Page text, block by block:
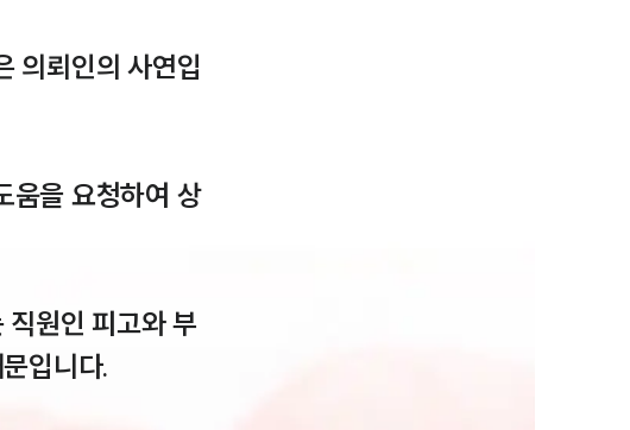
의뢰인의 사연입
움을 요청하여 상
원인 피고와 부
입니다.